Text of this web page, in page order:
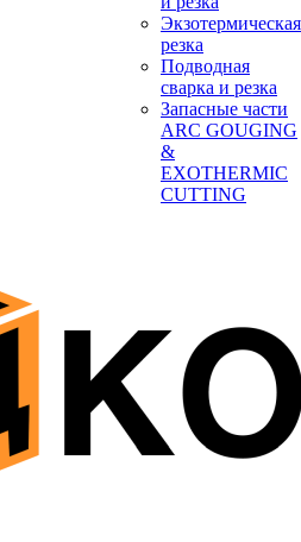
Экзотермическая
резка
Подводная
сварка и резка
Запасные части
ARC GOUGING
&
EXOTHERMIC
CUTTING